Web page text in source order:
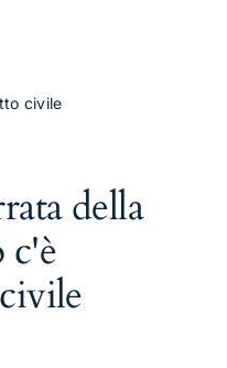
civile
della
c'è